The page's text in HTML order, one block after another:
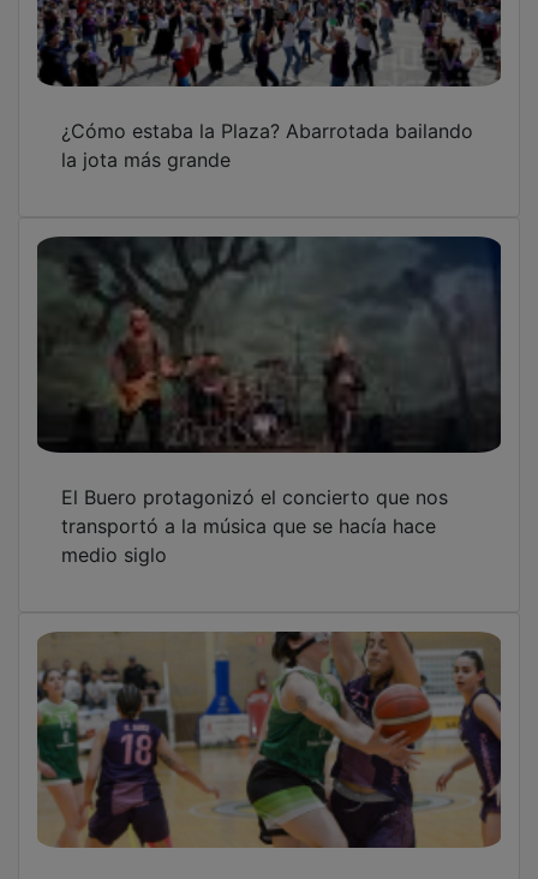
¿Cómo estaba la Plaza? Abarrotada bailando
la jota más grande
El Buero protagonizó el concierto que nos
transportó a la música que se hacía hace
medio siglo